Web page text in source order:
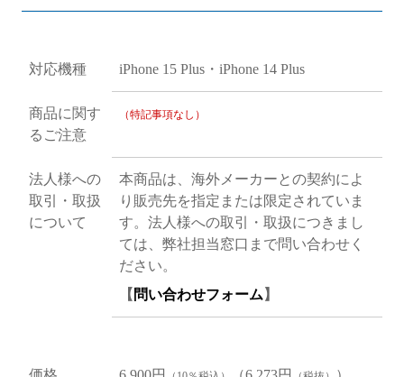
対応機種 iPhone 15 Plus・iPhone 14 Plus
商品に関す
るご注意
（特記事項なし）
法人様への
取引・取扱
について
本商品は、海外メーカーとの契約によ
り販売先を指定または限定されていま
す。法人様への取引・取扱につきまし
ては、弊社担当窓口まで問い合わせく
ださい。
【 問い合わせフォーム 】